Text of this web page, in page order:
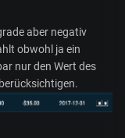
aber negativ
obwohl ja ein
nur den Wert des